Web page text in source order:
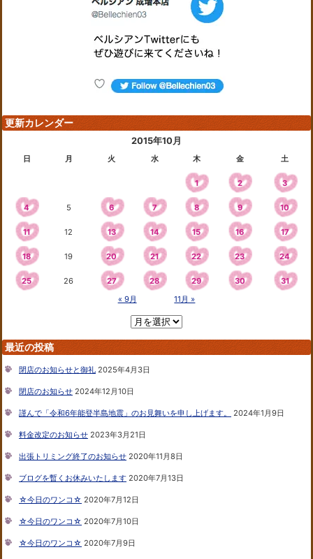
更新カレンダー
2015年10月
日 月 火 水 木 金 土
1 2 3
4 5 6 7 8 9 10
11 12 13 14 15 16 17
18 19 20 21 22 23 24
25 26 27 28 29 30
31
« 9月
11月 »
最近の投稿
閉店のお知らせと御礼 2025年4月3日
閉店のお知らせ 2024年12月10日
謹んで「令和6年能登半島地震」のお見舞いを申し上げます。 2024年1月9日
料金改定のお知らせ 2023年3月21日
出張トリミング終了のお知らせ 2020年11月8日
ブログを暫くお休みいたします 2020年7月13日
☆今日のワンコ☆ 2020年7月12日
☆今日のワンコ☆ 2020年7月10日
☆今日のワンコ☆ 2020年7月9日